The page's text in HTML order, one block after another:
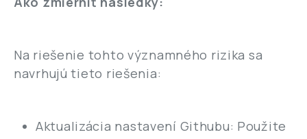
Na riešenie tohto významného rizika sa
navrhujú tieto riešenia:
Aktualizácia nastavení Githubu: Použite